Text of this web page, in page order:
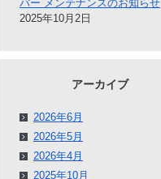
バー メンテナンスのお知らせ
2025年10月2日
アーカイブ
2026年6月
2026年5月
2026年4月
2025年10月